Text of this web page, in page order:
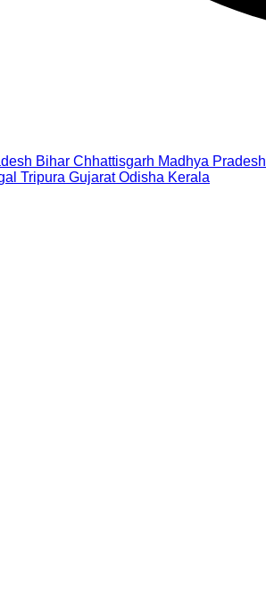
Bihar Chhattisgarh Madhya Pradesh
Tripura Gujarat Odisha Kerala